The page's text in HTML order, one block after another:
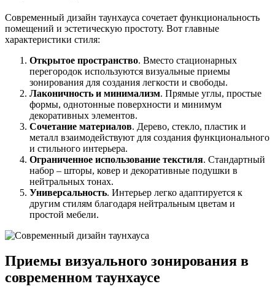
Современный дизайн таунхауса сочетает функциональность
помещений и эстетическую простоту. Вот главные
характеристики стиля:
Открытое пространство. Вместо стационарных
перегородок используются визуальные приемы
зонирования для создания легкости и свободы.
Лаконичность и минимализм. Прямые углы, простые
формы, однотонные поверхности и минимум
декоративных элементов.
Сочетание материалов. Дерево, стекло, пластик и
металл взаимодействуют для создания функционального
и стильного интерьера.
Ограниченное использование текстиля. Стандартный
набор – шторы, ковер и декоративные подушки в
нейтральных тонах.
Универсальность. Интерьер легко адаптируется к
другим стилям благодаря нейтральным цветам и
простой мебели.
Приемы визуального зонирования в
современном таунхаусе